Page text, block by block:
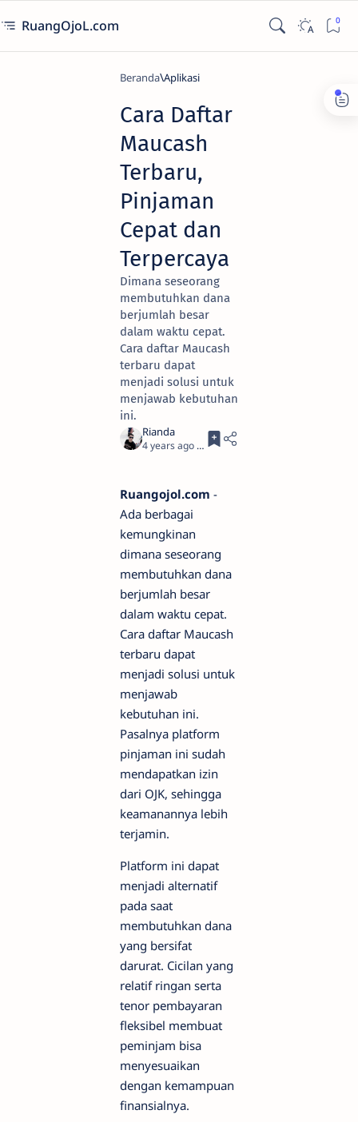
RuangOjoL.com
Beranda Aplikasi
Cara Daftar
Maucash
Terbaru,
Pinjaman
Cepat dan
Terpercaya
Dimana seseorang
membutuhkan dana
berjumlah besar
dalam waktu cepat.
Cara daftar Maucash
terbaru dapat
menjadi solusi untuk
menjawab kebutuhan
ini.
4 years ago 5
Ruangojol.com -
Ada berbagai
kemungkinan
dimana seseorang
membutuhkan dana
berjumlah besar
dalam waktu cepat.
Cara daftar Maucash
terbaru dapat
menjadi solusi untuk
menjawab
kebutuhan ini.
Pasalnya platform
pinjaman ini sudah
mendapatkan izin
dari OJK, sehingga
keamanannya lebih
terjamin.
Platform ini dapat
menjadi alternatif
pada saat
membutuhkan dana
yang bersifat
darurat. Cicilan yang
relatif ringan serta
tenor pembayaran
fleksibel membuat
peminjam bisa
menyesuaikan
dengan kemampuan
finansialnya.